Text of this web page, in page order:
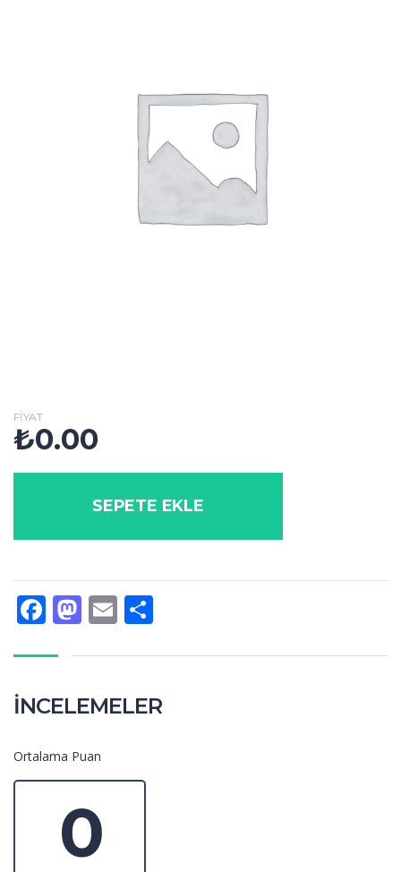
FIYAT
₺0.00
SEPETE EKLE
Facebook
Mastodon
Email
İNCELEMELER
Ortalama Puan
0